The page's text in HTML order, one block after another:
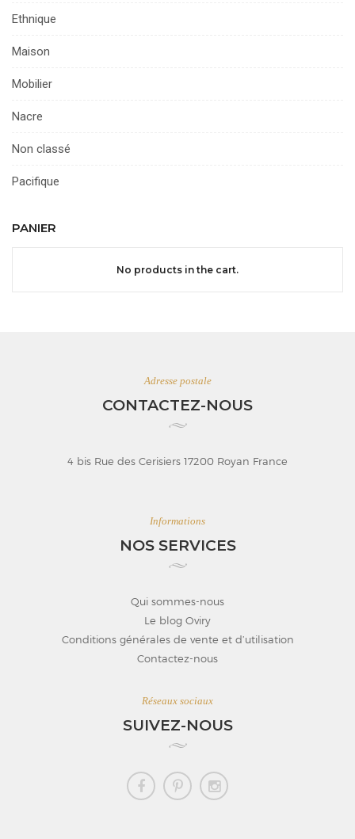
Ethnique
Maison
Mobilier
Nacre
Non classé
Pacifique
PANIER
No products in the cart.
Adresse postale
CONTACTEZ-NOUS
4 bis Rue des Cerisiers 17200 Royan France
Informations
NOS SERVICES
Qui sommes-nous
Le blog Oviry
Conditions générales de vente et d’utilisation
Contactez-nous
Réseaux sociaux
SUIVEZ-NOUS